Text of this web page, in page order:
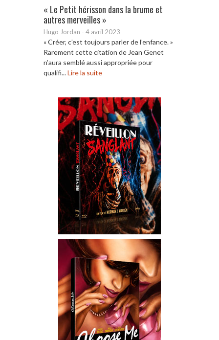
« Le Petit hérisson dans la brume et
autres merveilles »
Hugo Jordan - 4 avril 2023
« Créer, c’est toujours parler de l’enfance. »
Rarement cette citation de Jean Genet
n’aura semblé aussi appropriée pour
qualifi...Lire la suite